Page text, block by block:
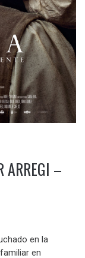
ARREGI –
en la
en